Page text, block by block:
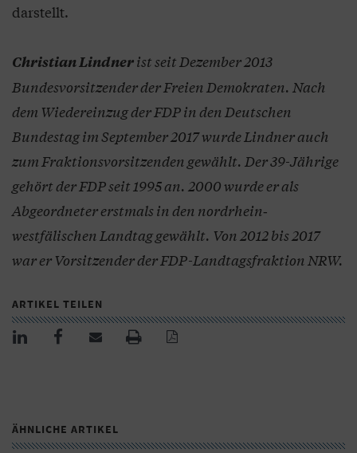
darstellt.
Christian Lindnerist seit Dezember 2013
Bundesvorsitzender der Freien Demokraten. Nach
dem Wiedereinzug der FDP in den Deutschen
Bundestag im September 2017 wurde Lindner auch
zum Fraktionsvorsitzenden gewählt. Der 39-Jährige
gehört der FDP seit 1995 an. 2000 wurde er als
Abgeordneter erstmals in den nordrhein‐
westfälischen Landtag gewählt. Von 2012 bis 2017
war er Vorsitzender der FDP-Landtagsfraktion NRW.
ARTIKEL TEILEN
ÄHNLICHE ARTIKEL